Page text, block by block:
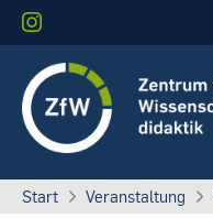
Start Veranstaltung